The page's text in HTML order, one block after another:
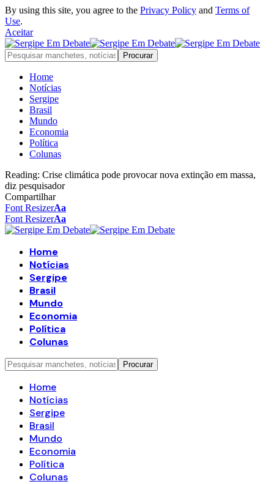
By using this site, you agree to the Privacy Policy and Terms of
Use.
Aceitar
Home
Notícias
Sergipe
Brasil
Mundo
Economia
Política
Colunas
Reading: Crise climática pode provocar nova extinção em massa,
diz pesquisador
Compartilhar
Font ResizerAa
Font ResizerAa
Home
Notícias
Sergipe
Brasil
Mundo
Economia
Política
Colunas
Home
Notícias
Sergipe
Brasil
Mundo
Economia
Política
Colunas